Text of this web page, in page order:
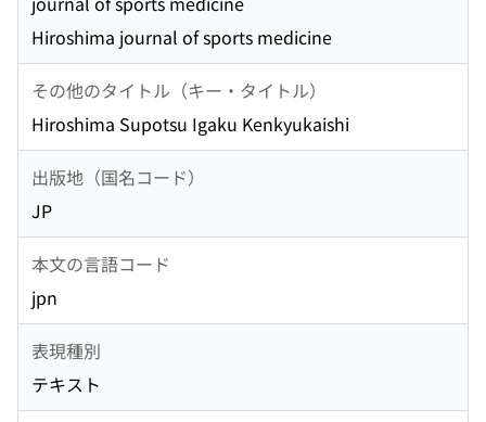
Hiroshima journal of sports medicine
その他のタイトル（キー・タイトル）
Hiroshima Supotsu Igaku Kenkyukaishi
出版地（国名コード）
JP
本文の言語コード
jpn
表現種別
テキスト